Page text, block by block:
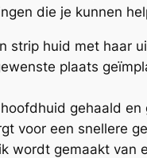
die je kunnen
strip huid met haar
plaats
gehaald
voor een snellere
wordt gemaakt van